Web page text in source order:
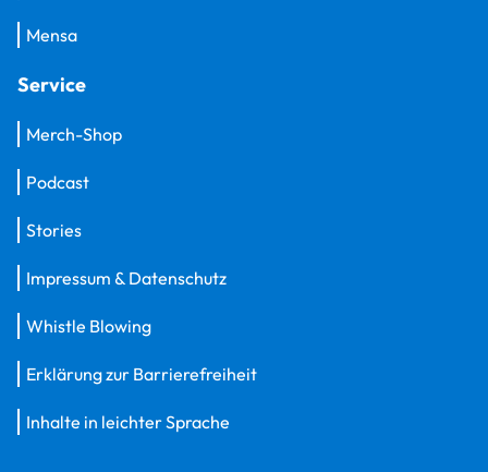
Mensa
Service
Merch-Shop
Podcast
Stories
Impressum & Datenschutz
Whistle Blowing
Erklärung zur Barrierefreiheit
Inhalte in leichter Sprache